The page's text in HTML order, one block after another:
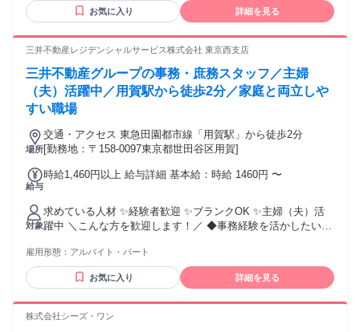
（期間限定） 10,000円 ※2026年6月までの限定手当です
じTaskをこなし続けられる方 ★正確性や効率的な仕事を地道
にできる方 20代・30代活躍中！ 子育てママ在籍中 ブランクお気に入り 詳細を見る
三井不動産レジデンシャルサービス株式会社 東京西支店
三井不動産グループの事務・庶務スタッフ／主婦
（夫）活躍中／用賀駅から徒歩2分／家庭と両立しや
すい職場
場所
交通・アクセス 東急田園都市線「用賀駅」から徒歩2分
[勤務地：〒158-0097東京都世田谷区用賀]
給与
時給1,460円以上 給与詳細 基本給：時給 1460円 〜
対象
求めている人材 ✨経験者歓迎 ✨ブランクOK ✨主婦（夫）活
躍中 ＼こんな方を歓迎します！／ ◆事務経験を活かしたい方
がけられる方 ◆周囲とコミュニケーションを 取りながら働け
る方 ◆コツコツと業務に取り組める方 ◆優先順位を考えなが
い方
雇用形態： アルバイト・パート
お気に入り 詳細を見る
株式会社シーズ・ワン